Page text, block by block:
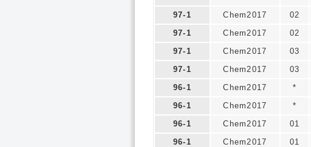
97-1
Chem2017 02
97-1
Chem2017 02
97-1
Chem2017 03
97-1
Chem2017 03
96-1
Chem2017 *
96-1
Chem2017 *
96-1
Chem2017 01
96-1
Chem2017 01